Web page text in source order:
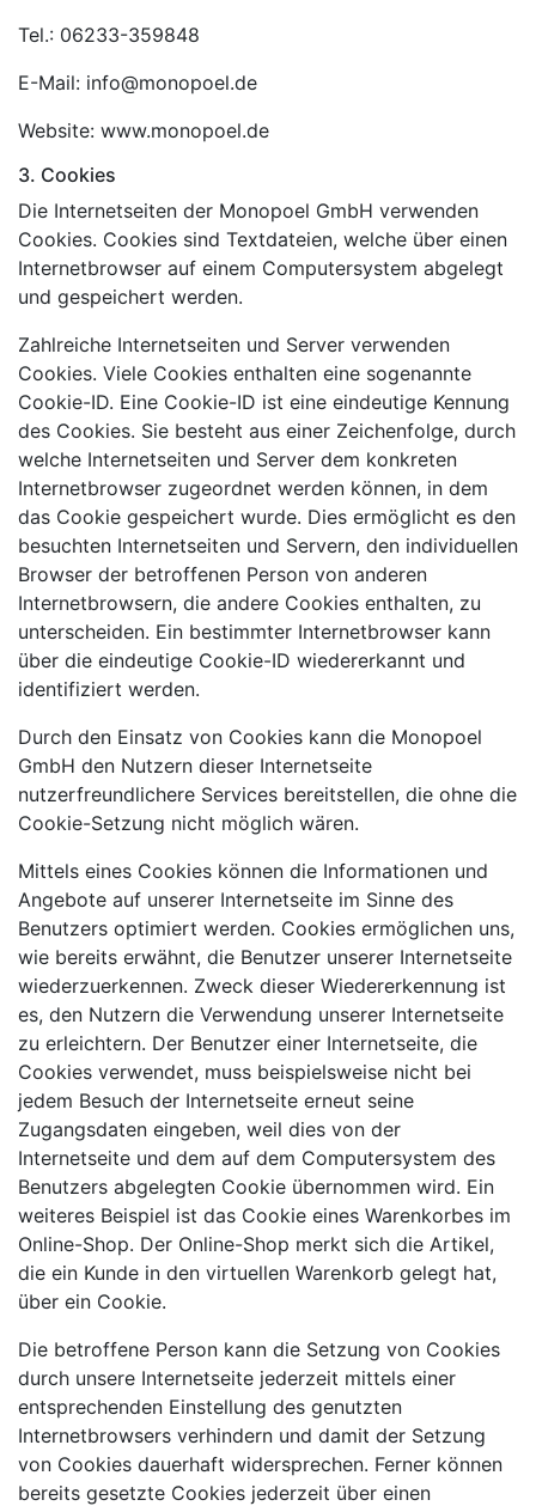
Tel.: 06233-359848
E-Mail: info@monopoel.de
Website: www.monopoel.de
3. Cookies
Die Internetseiten der Monopoel GmbH verwenden
Cookies. Cookies sind Textdateien, welche über einen
Internetbrowser auf einem Computersystem abgelegt
und gespeichert werden.
Zahlreiche Internetseiten und Server verwenden
Cookies. Viele Cookies enthalten eine sogenannte
Cookie-ID. Eine Cookie-ID ist eine eindeutige Kennung
des Cookies. Sie besteht aus einer Zeichenfolge, durch
welche Internetseiten und Server dem konkreten
Internetbrowser zugeordnet werden können, in dem
das Cookie gespeichert wurde. Dies ermöglicht es den
besuchten Internetseiten und Servern, den individuellen
Browser der betroffenen Person von anderen
Internetbrowsern, die andere Cookies enthalten, zu
unterscheiden. Ein bestimmter Internetbrowser kann
über die eindeutige Cookie-ID wiedererkannt und
identifiziert werden.
Durch den Einsatz von Cookies kann die Monopoel
GmbH den Nutzern dieser Internetseite
nutzerfreundlichere Services bereitstellen, die ohne die
Cookie-Setzung nicht möglich wären.
Mittels eines Cookies können die Informationen und
Angebote auf unserer Internetseite im Sinne des
Benutzers optimiert werden. Cookies ermöglichen uns,
wie bereits erwähnt, die Benutzer unserer Internetseite
wiederzuerkennen. Zweck dieser Wiedererkennung ist
es, den Nutzern die Verwendung unserer Internetseite
zu erleichtern. Der Benutzer einer Internetseite, die
Cookies verwendet, muss beispielsweise nicht bei
jedem Besuch der Internetseite erneut seine
Zugangsdaten eingeben, weil dies von der
Internetseite und dem auf dem Computersystem des
Benutzers abgelegten Cookie übernommen wird. Ein
weiteres Beispiel ist das Cookie eines Warenkorbes im
Online-Shop. Der Online-Shop merkt sich die Artikel,
die ein Kunde in den virtuellen Warenkorb gelegt hat,
über ein Cookie.
Die betroffene Person kann die Setzung von Cookies
durch unsere Internetseite jederzeit mittels einer
entsprechenden Einstellung des genutzten
Internetbrowsers verhindern und damit der Setzung
von Cookies dauerhaft widersprechen. Ferner können
bereits gesetzte Cookies jederzeit über einen